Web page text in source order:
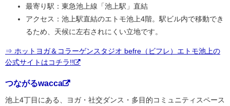
最寄り駅：東急池上線「池上駅」直結
アクセス：池上駅直結のエトモ池上4階。駅ビル内で移動でき
るため、天候に左右されにくい立地です。
⇒ ホットヨガ＆コラーゲンスタジオ befre（ビフレ）エトモ池上の
公式サイトはコチラ!!
つながるwacca
池上4丁目にある、ヨガ・社交ダンス・多目的コミュニティスペース